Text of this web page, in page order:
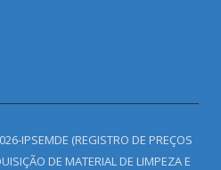
IPSEMDE (REGISTRO DE PREÇOS
DE MATERIAL DE LIMPEZA E